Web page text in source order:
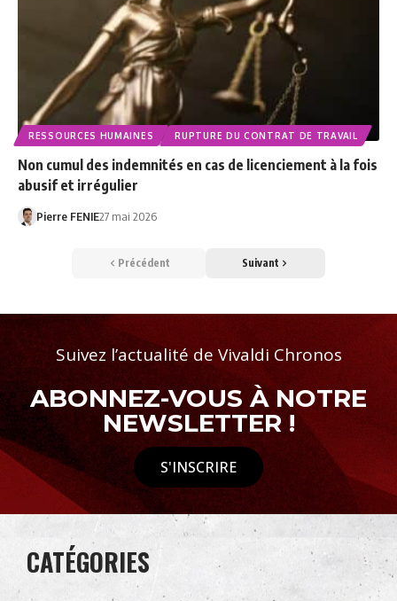
RESSOURCES HUMAINES RUPTURE DU CONTRAT DE TRAVAIL
Non cumul des indemnités en cas de licenciement à la fois
abusif et irrégulier
Pierre FENIE27 mai 2026
Précédent Suivant
Suivez l’actualité de Vivaldi Chronos
ABONNEZ-VOUS À NOTRE
NEWSLETTER !
S'INSCRIRE
CATÉGORIES